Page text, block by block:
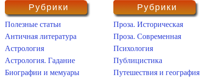
Рубрики
Полезные статьи
Античная литература
Астрология
Астрология. Гадание
Биографии и мемуары
Рубрики
Проза. Историческая
Проза. Современная
Психология
Публицистика
Путешествия и география